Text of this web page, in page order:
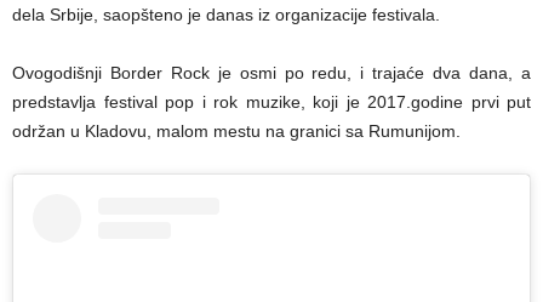
dela Srbije, saopšteno je danas iz organizacije festivala.
Ovogodišnji Border Rock je osmi po redu, i trajaće dva dana, a
predstavlja festival pop i rok muzike, koji je 2017.godine prvi put
održan u Kladovu, malom mestu na granici sa Rumunijom.